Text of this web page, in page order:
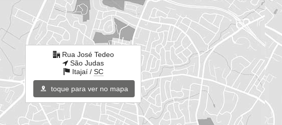
Rua José Tedeo
São Judas
Itajaí / SC
toque para ver no mapa